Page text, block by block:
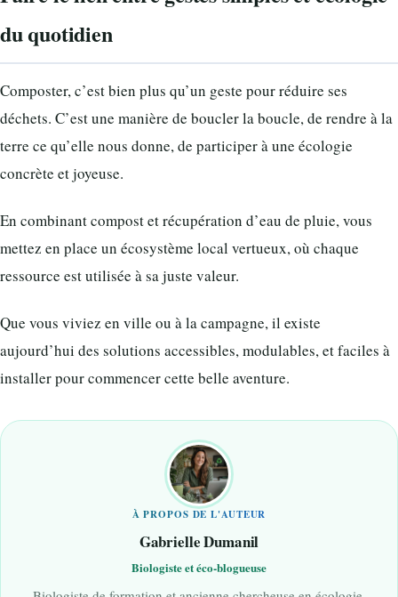
du quotidien
Composter, c’est bien plus qu’un geste pour réduire ses
déchets. C’est une manière de boucler la boucle, de rendre à la
terre ce qu’elle nous donne, de participer à une écologie
concrète et joyeuse.
En combinant compost et récupération d’eau de pluie, vous
mettez en place un écosystème local vertueux, où chaque
ressource est utilisée à sa juste valeur.
Que vous viviez en ville ou à la campagne, il existe
aujourd’hui des solutions accessibles, modulables, et faciles à
installer pour commencer cette belle aventure.
À PROPOS DE L'AUTEUR
Gabrielle Dumanil
Biologiste et éco-blogueuse